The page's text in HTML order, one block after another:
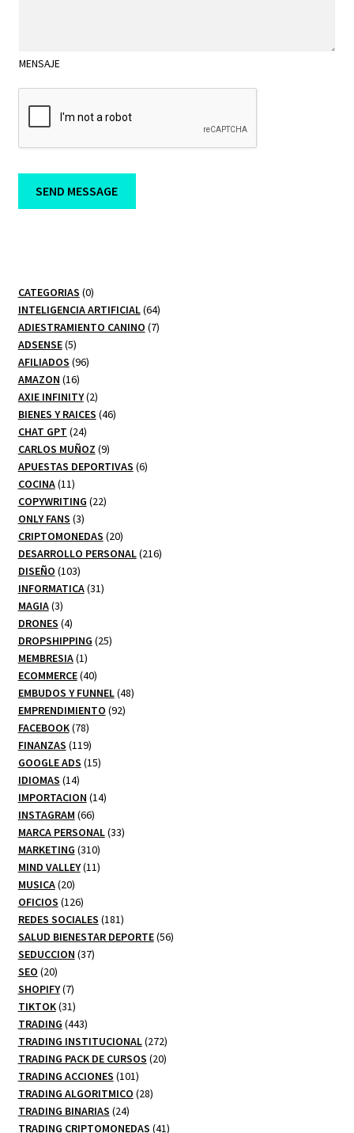
g
e
MENSAJE
SEND MESSAGE
CATEGORIAS 00
productos
INTELIGENCIA ARTIFICIAL 6464
productos
ADIESTRAMIENTO CANINO 77
ADSENSE 55
productos
AFILIADOS 9696
AMAZON 1616
productos
AXIE INFINITY 22
productos
BIENES Y RAICES 4646
CHAT GPT 2424
productos
CARLOS MUÑOZ 99
productos
APUESTAS DEPORTIVAS 66
COCINA 1111
productos
COPYWRITING 2222
ONLY FANS 33
productos
CRIPTOMONEDAS 2020
productos
DESARROLLO PERSONAL 216216
DISEÑO 103103
productos
INFORMATICA 3131
MAGIA 33
productos
DRONES 44
productos
DROPSHIPPING 2525
MEMBRESIA 11
producto
ECOMMERCE 4040
productos
EMBUDOS Y FUNNEL 4848
EMPRENDIMIENTO 9292
FACEBOOK 7878
productos
FINANZAS 119119
productos
GOOGLE ADS 1515
IDIOMAS 1414
productos
IMPORTACION 1414
INSTAGRAM 6666
productos
MARCA PERSONAL 3333
MARKETING 310310
productos
MIND VALLEY 1111
MUSICA 2020
productos
OFICIOS 126126
productos
REDES SOCIALES 181181
productos
SALUD BIENESTAR DEPORTE 5656
SEDUCCION 3737
SEO 2020
productos
SHOPIFY 77
productos
TIKTOK 3131
productos
TRADING 443443
productos
TRADING INSTITUCIONAL 272272
productos
TRADING PACK DE CURSOS 2020
TRADING ACCIONES 101101
productos
TRADING ALGORITMICO 2828
TRADING BINARIAS 2424
productos
TRADING CRIPTOMONEDAS 4141